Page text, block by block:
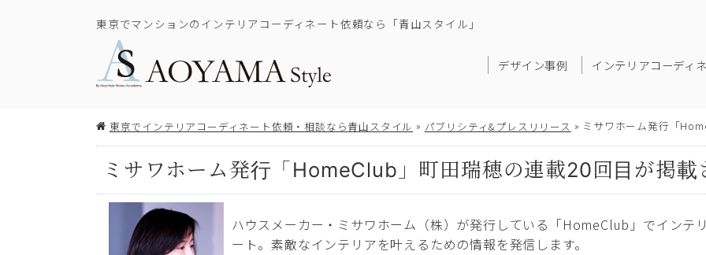
東京でマンションのインテリアコーディネート依頼なら「青山スタイル」
デザイン事例 インテリアコーディ
東京でインテリアコーディネート依頼・相談なら青山スタイル » パブリシティ&プレスリリース » ミサワホーム発行「
ミサワホーム発行「HomeClub」町田瑞穂の連載20回目が掲載
ハウスメーカー・ミサワホーム（株）が発行している「HomeClub」でインテ
ート。素敵なインテリアを叶えるための情報を発信します。